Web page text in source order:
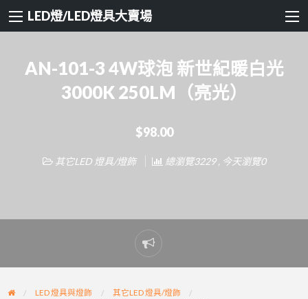
LED燈/LED燈具大賣場
AN-101-3 4W球泡 新世紀暖白光
3000K 250LM（亮光）
$98.00
其它LED 燈具/燈飾 總瀏覽3229 , 今天瀏覽0
Report
problem
LED 燈具與燈飾
其它LED 燈具/燈飾